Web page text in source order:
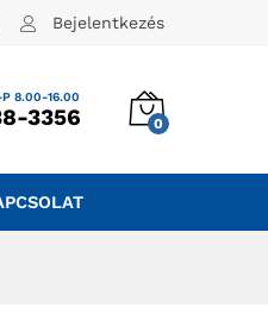
Bejelentkezés
8.00-16.00
3356 0